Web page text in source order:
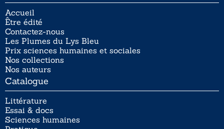
Accueil
Être édité
Contactez-nous
Les Plumes du Lys Bleu
Prix sciences humaines et sociales
Nos collections
Nos auteurs
Catalogue
Littérature
Essai & docs
Sciences humaines